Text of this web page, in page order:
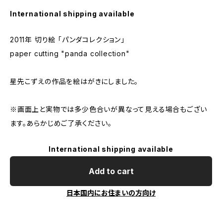
International shipping available
2011年 切り絵 「パンダコレクション」
paper cutting "panda collection"
星先こずえの作品を絵はがきにしました。
※画面上と実物では多少色合いが異なって見える場合もござい
ます。あらかじめご了承ください。
International shipping available
Add to cart
日本国内にお住まいの方向け